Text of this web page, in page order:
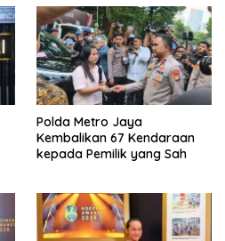
Polda Metro Jaya
Kembalikan 67 Kendaraan
kepada Pemilik yang Sah